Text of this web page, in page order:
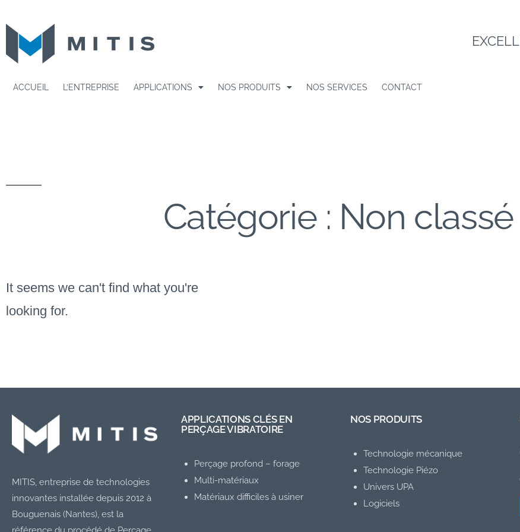
ACCUEIL L’ENTREPRISE APPLICATIONS NOS PRODUITS NOS SERVICES CONTACT
Catégorie : Non classé
It seems we can't find what you're
looking for.
MITIS, entreprise de technologies
innovantes installée depuis 2012 à
Bouguenais (Nantes), est la
APPLICATIONS CLÉS EN
PERÇAGE VIBRATOIRE
Perçage profond – forage
Multi-matériaux
Matériaux difficiles à usiner
NOS PRODUITS
Technologie mécanique
Technologie Piézo
Univers UPA
Logiciels